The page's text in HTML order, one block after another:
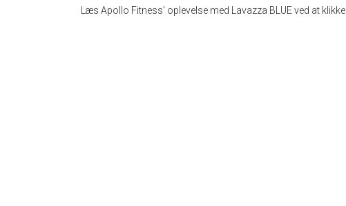
Læs Apollo Fitness’ oplevelse med Lavazza BLUE ved at klikke